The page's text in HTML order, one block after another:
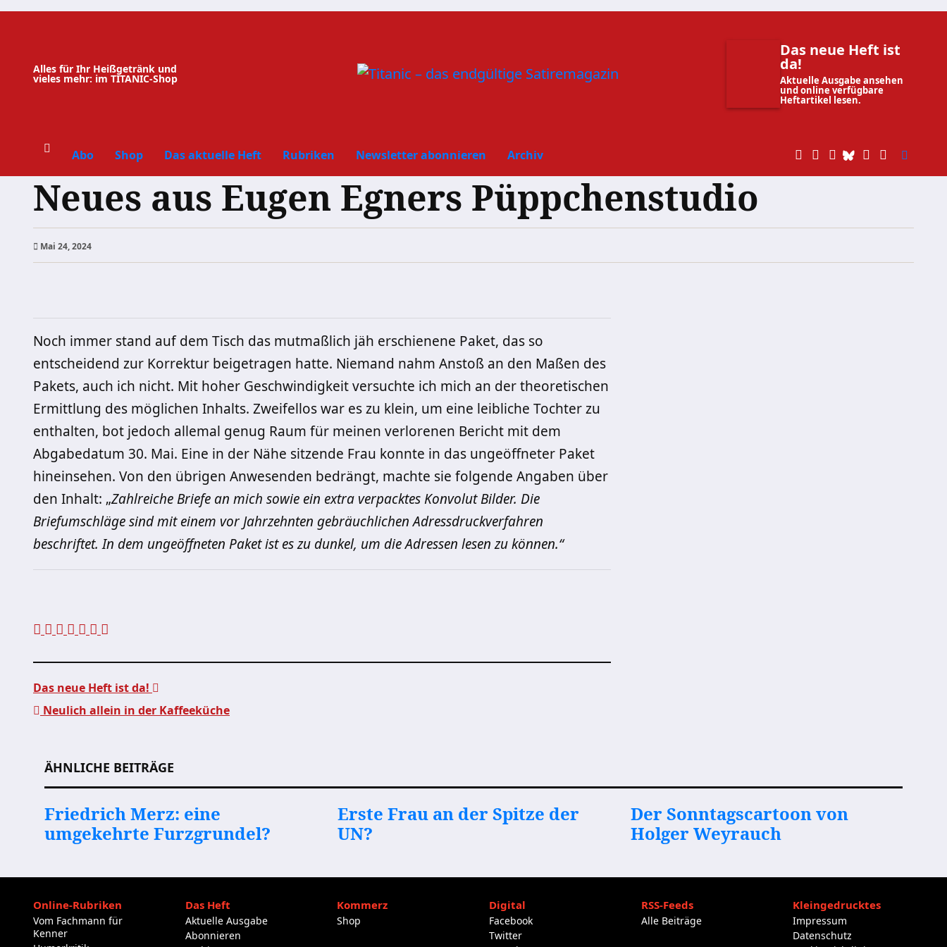
Zum
Alles für Ihr Heißgetränk und
vieles mehr: im TITANIC-Shop
Das neue Heft ist
da!
Aktuelle Ausgabe ansehen
und online verfügbare
Heftartikel lesen.
Abo Shop Das aktuelle Heft Rubriken Newsletter abonnieren Archiv
Neues aus Eugen Egners Püppchenstudio
Mai 24, 2024
Noch immer stand auf dem Tisch das mutmaßlich jäh erschienene Paket, das so
entscheidend zur Korrektur beigetragen hatte. Niemand nahm Anstoß an den Maßen des
Pakets, auch ich nicht. Mit hoher Geschwindigkeit versuchte ich mich an der theoretischen
Ermittlung des möglichen Inhalts. Zweifellos war es zu klein, um eine leibliche Tochter zu
enthalten, bot jedoch allemal genug Raum für meinen verlorenen Bericht mit dem
Abgabedatum 30. Mai. Eine in der Nähe sitzende Frau konnte in das ungeöffneter Paket
hineinsehen. Von den übrigen Anwesenden bedrängt, machte sie folgende Angaben über
den Inhalt: „Zahlreiche Briefe an mich sowie ein extra verpacktes Konvolut Bilder. Die
Briefumschläge sind mit einem vor Jahrzehnten gebräuchlichen Adressdruckverfahren
beschriftet. In dem ungeöffneten Paket ist es zu dunkel, um die Adressen lesen zu können.“
Das neue Heft ist da!
Neulich allein in der Kaffeeküche
ÄHNLICHE BEITRÄGE
Friedrich Merz: eine
umgekehrte Furzgrundel?
Erste Frau an der Spitze der
UN?
Der Sonntagscartoon von
Holger Weyrauch
Online-Rubriken
Vom Fachmann für
Kenner
Das Heft
Aktuelle Ausgabe
Abonnieren
Kommerz
Shop
Digital
Facebook
Twitter
RSS-Feeds
Alle Beiträge
Kleingedrucktes
Impressum
Datenschutz